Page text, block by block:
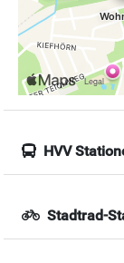
HVV
Stadtrad-